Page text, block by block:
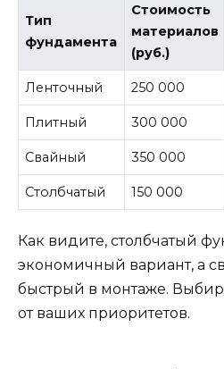
Тип
фундамента
Стоимость
материалов
(руб.)
Ленточный 250 000
Плитный 300 000
Свайный 350 000
Столбчатый 150 000
Как видите, столбчатый
экономичный вариант, а
быстрый в монтаже.
от ваших приоритетов.